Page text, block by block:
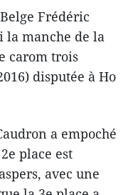
Frédéric
la manche de la
carom trois
disputée à Ho
a empoché
place est
avec une